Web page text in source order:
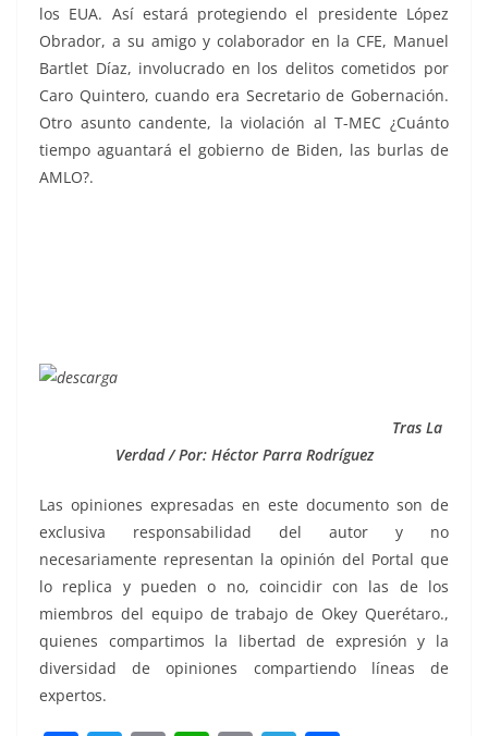
los EUA. Así estará protegiendo el presidente López
Obrador, a su amigo y colaborador en la CFE, Manuel
Bartlet Díaz, involucrado en los delitos cometidos por
Caro Quintero, cuando era Secretario de Gobernación.
Otro asunto candente, la violación al T-MEC ¿Cuánto
tiempo aguantará el gobierno de Biden, las burlas de
AMLO?.
Tras La
Verdad / Por: Héctor Parra Rodríguez
Las opiniones expresadas en este documento son de
exclusiva responsabilidad del autor y no
necesariamente representan la opinión del Portal que
lo replica y pueden o no, coincidir con las de los
miembros del equipo de trabajo de Okey Querétaro.,
quienes compartimos la libertad de expresión y la
diversidad de opiniones compartiendo líneas de
expertos.